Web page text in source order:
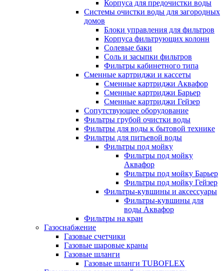
Корпуса для предочистки воды
Системы очистки воды для загородных
домов
Блоки управления для фильтров
Корпуса фильтрующих колонн
Солевые баки
Соль и засыпки фильтров
Фильтры кабинетного типа
Сменные картриджи и кассеты
Сменные картриджи Аквафор
Сменные картриджи Барьер
Сменные картриджи Гейзер
Сопутствующее оборудование
Фильтры грубой очистки воды
Фильтры для воды к бытовой технике
Фильтры для питьевой воды
Фильтры под мойку
Фильтры под мойку
Аквафор
Фильтры под мойку Барьер
Фильтры под мойку Гейзер
Фильтры-кувшины и аксессуары
Фильтры-кувшины для
воды Аквафор
Фильтры на кран
Газоснабжение
Газовые счетчики
Газовые шаровые краны
Газовые шланги
Газовые шланги TUBOFLEX